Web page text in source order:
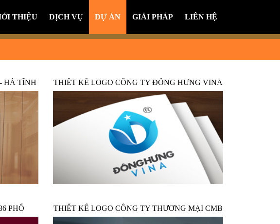
THIỆU DỊCH VỤ DỰ ÁN GIẢI PHÁP LIÊN HỆ
HÀ TĨNH THIẾT KẾ LOGO CÔNG TY ĐÔNG HƯNG VINA
PHỐ THIẾT KẾ LOGO CÔNG TY THƯƠNG MẠI CMB